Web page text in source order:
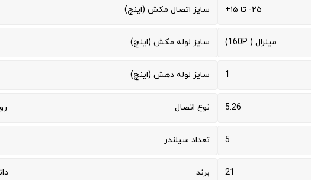
۲۵- تا ۱۵+
مینرال ( 160P)
1
5.26
5
21
سایز اتصال مکش (اینچ)
سایز لوله مکش (اینچ)
سایز لوله دهش (اینچ)
نوع اتصال
تعداد سیلندر
برند